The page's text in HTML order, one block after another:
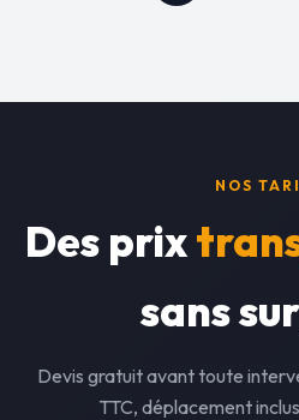
NOS
Des prix
sans
Devis gratuit avant toute
TTC, déplacement